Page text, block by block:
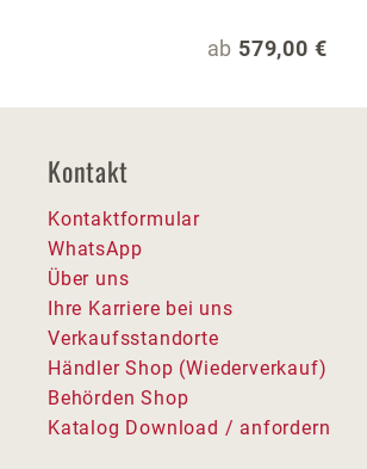
Regulärer Preis:
ab 579,00 €
Kontakt
Kontaktformular
WhatsApp
Über uns
Ihre Karriere bei uns
Verkaufsstandorte
Händler Shop (Wiederverkauf)
Behörden Shop
Katalog Download / anfordern